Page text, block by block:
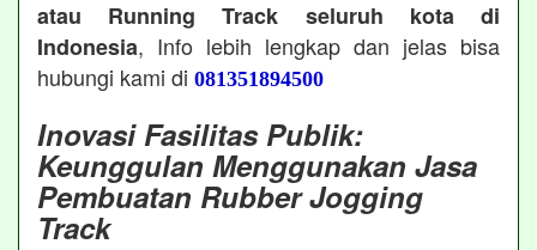
atau Running Track seluruh kota di
Indonesia, Info lebih lengkap dan jelas bisa
hubungi kami di 081351894500
Inovasi Fasilitas Publik:
Keunggulan Menggunakan Jasa
Pembuatan Rubber Jogging
Track